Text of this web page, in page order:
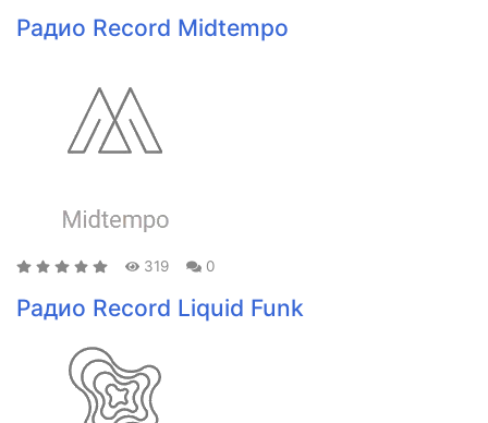
Радио Record Midtempo
319 0
Радио Record Liquid Funk